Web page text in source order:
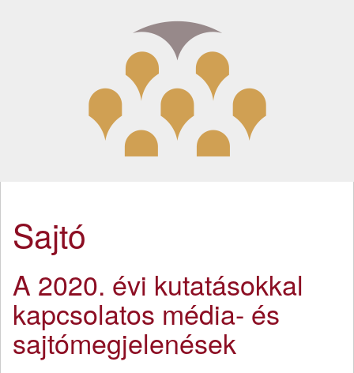
Sajtó
A 2020. évi kutatásokkal
kapcsolatos média- és
sajtómegjelenések